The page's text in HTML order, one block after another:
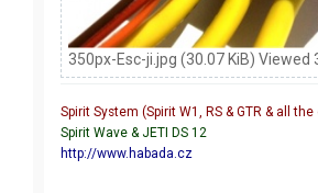
350px-Esc-ji.jpg (30.07 KiB) Viewed
Spirit System (Spirit W1, RS & GTR & all
Spirit Wave & JETI DS 12
http://www.habada.cz